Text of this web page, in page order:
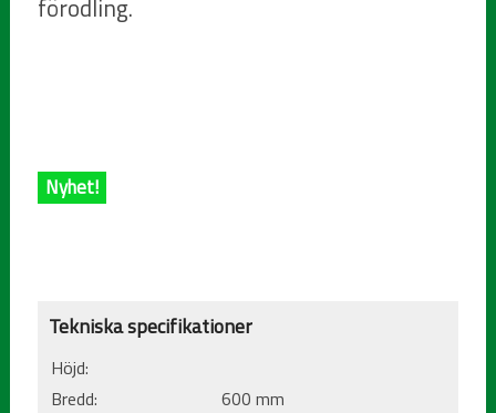
förodling.
Nyhet!
Tekniska specifikationer
Höjd:
Bredd:
600 mm